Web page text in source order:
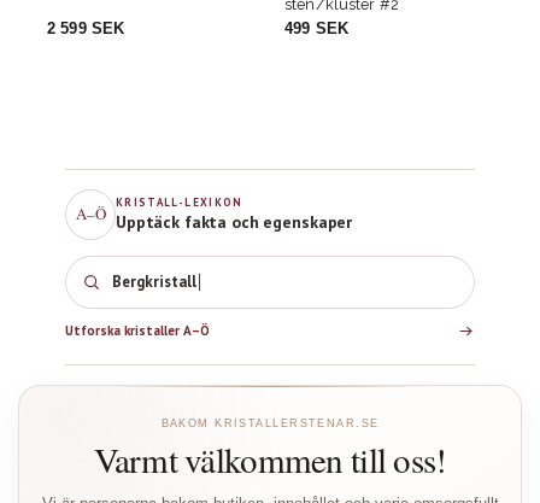
A–Ö
KRISTALL-LEXIKON
Upptäck fakta och egenskaper
Bergkristall
Utforska kristaller A–Ö
BAKOM KRISTALLERSTENAR.SE
Varmt välkommen till oss!
499 SEK
#9
749 SEK